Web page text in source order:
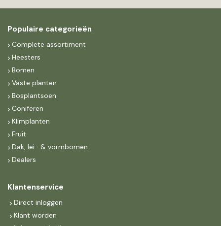
Populaire categorieën
Complete assortiment
Heesters
Bomen
Vaste planten
Bosplantsoen
Coniferen
Klimplanten
Fruit
Dak, lei- & vormbomen
Dealers
Klantenservice
Direct inloggen
Klant worden